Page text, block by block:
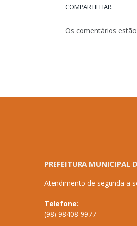
COMPARTILHAR.
Os comentários
PREFEITURA MUNICIPAL
Atendimento de segunda a
Telefone:
(98) 98408-9977